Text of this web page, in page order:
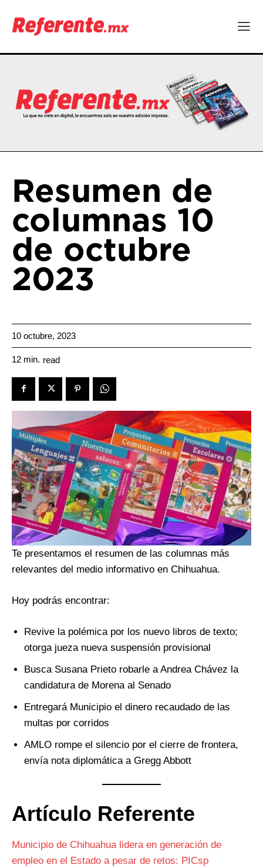
Resumen de
columnas 10
de octubre
2023
10 octubre, 2023
12 min. read
Te presentamos el resumen de las columnas más
relevantes del medio informativo en Chihuahua.
Hoy podrás encontrar:
Revive la polémica por los nuevo libros de texto;
otorga jueza nueva suspensión provisional
Busca Susana Prieto robarle a Andrea Chávez la
candidatura de Morena al Senado
Entregará Municipio el dinero recaudado de las
multas por corridos
AMLO rompe el silencio por el cierre de frontera,
envía nota diplomática a Gregg Abbott
Artículo Referente
Municipio de Chihuahua lidera en generación de
empleo en el Estado a pesar de retos: PICsp